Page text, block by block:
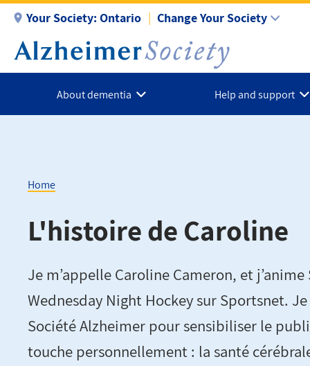
main
content
Your Society:Ontario Change Your Society
About dementia Help and support
Breadcrumb
Home
L'histoire de Caroline
Je m’appelle Caroline Cameron, et
Wednesday Night Hockey sur Sportsnet.
Société Alzheimer pour sensibiliser le
touche personnellement : la santé